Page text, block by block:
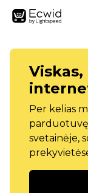
Per kelias
svetainėje,